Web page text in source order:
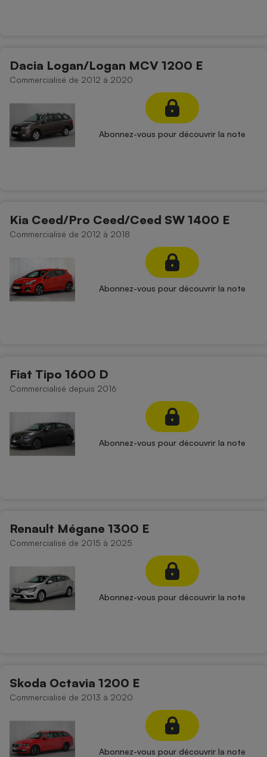
Dacia Logan/Logan MCV 1200 E
Commercialisé de 2012 à 2020
Abonnez-vous pour découvrir la note
Kia Ceed/Pro Ceed/Ceed SW 1400 E
Commercialisé de 2012 à 2018
Abonnez-vous pour découvrir la note
Fiat Tipo 1600 D
Commercialisé depuis 2016
Abonnez-vous pour découvrir la note
Renault Mégane 1300 E
Commercialisé de 2015 à 2025
Abonnez-vous pour découvrir la note
Skoda Octavia 1200 E
Commercialisé de 2013 à 2020
Abonnez-vous pour découvrir la note